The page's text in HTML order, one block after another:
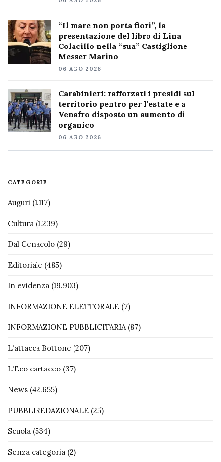
“Il mare non porta fiori”, la
presentazione del libro di Lina
Colacillo nella “sua” Castiglione
Messer Marino
06 AGO 2026
Carabinieri: rafforzati i presidi sul
territorio pentro per l’estate e a
Venafro disposto un aumento di
organico
06 AGO 2026
CATEGORIE
Auguri (1.117)
Cultura (1.239)
Dal Cenacolo (29)
Editoriale (485)
In evidenza (19.903)
INFORMAZIONE ELETTORALE (7)
INFORMAZIONE PUBBLICITARIA(87)
L'attacca Bottone (207)
L'Eco cartaceo (37)
News (42.655)
PUBBLIREDAZIONALE (25)
Scuola (534)
Senza categoria (2)